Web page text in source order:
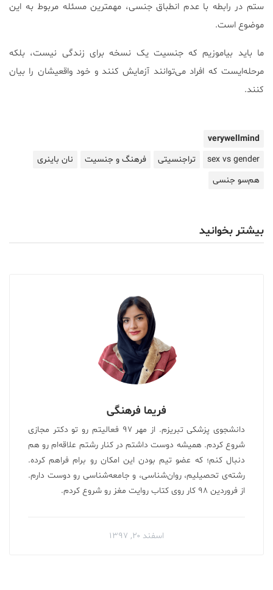
ستم در رابطه با عدم انطباق جنسى، مهمترین مسئله مربوط به این
موضوع است.
ما باید بیاموزیم که جنسیت یک نسخه برای زندگی نیست، بلکه
مرحله‌ایست که افراد می‌توانند آزمایش کنند و خود واقعیشان را بیان
کنند.
verywellmind
sex vs gender
تراجنسیتی فرهنگ و جنسیت
نان باینری
هم‌سو جنسی
بیشتر بخوانید
فریما فرهنگی
دانشجوی پزشکی تبریزم. از مهر ۹۷ فعالیتم رو تو دکتر مجازی
شروع کردم. همیشه دوست داشتم در کنار رشتم علاقه‌ام رو هم
دنبال کنم؛ که عضو تیم بودن این امکان رو برام فراهم کرده.
رشته‌ی تحصیلیم، روان‌شناسی، و جامعه‌شناسی رو دوست دارم.
از فروردین ۹۸ کار روی کتاب روایت مغز رو شروع کردم.
اسفند ۲۰, ۱۳۹۷